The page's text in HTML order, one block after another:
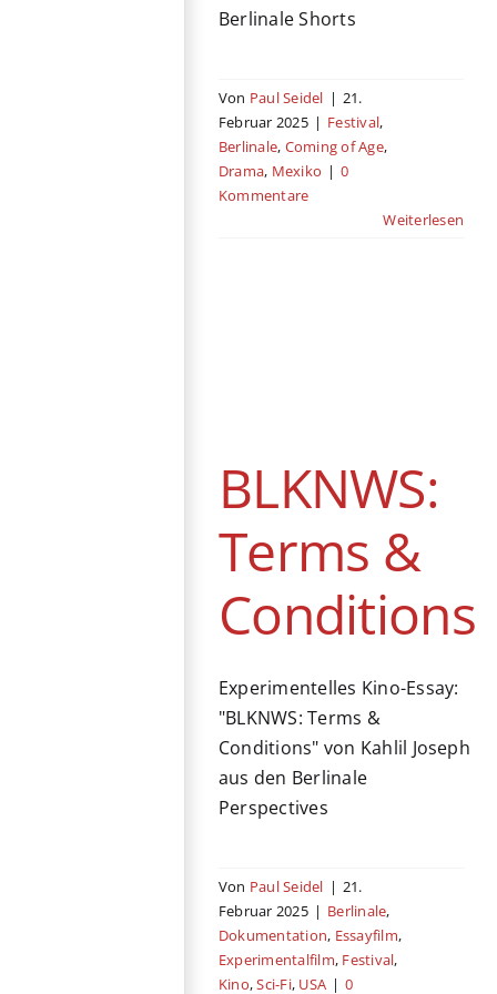
Berlinale Shorts
Von Paul Seidel | 21.
Februar 2025 | Festival,
Berlinale, Coming of Age,
Drama, Mexiko | 0
Kommentare
Weiterlesen
BLKNWS:
Terms &
Conditions
Experimentelles Kino-Essay:
"BLKNWS: Terms &
Conditions" von Kahlil Joseph
aus den Berlinale
Perspectives
Von Paul Seidel | 21.
Februar 2025 | Berlinale,
Dokumentation, Essayfilm,
Experimentalfilm, Festival,
Kino,Sci-Fi, USA | 0